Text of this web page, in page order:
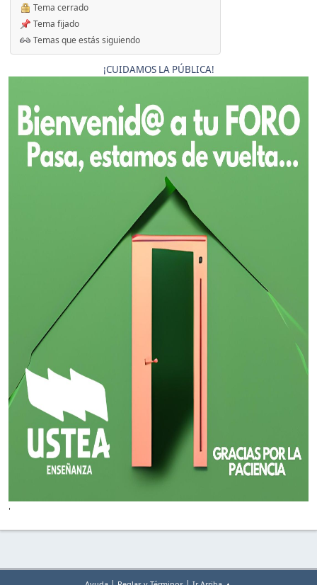
Tema cerrado
Tema fijado
Temas que estás siguiendo
¡CUIDAMOS LA PÚBLICA!
'